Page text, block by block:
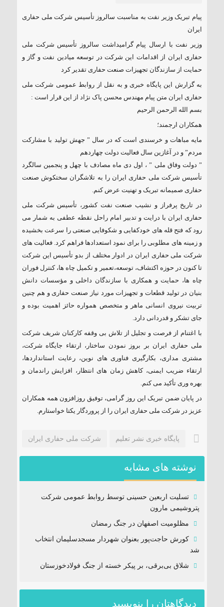
پیام تبریک وزیر نفت به مناسبت سالروز تأسیس شرکت ملی حفاری
ایران
وزیر نفت با ارسال پیام گرامیداشت سالروز تأسیس شرکت ملی
حفاری ایران از اقدامات این شرکت در توسعه میادین نفت و گاز و
حمایت از سازندگان تجهیزات صنعت حفاری تقدیر کرد
به گزارش این پایگاه خبری و به نقل از روابط عمومی شرکت ملی
حفاری ایران متن پیام مهندس محسن پاک نژاد از این قرار است :
بسم الله الرحمن الرحیم
همکاران ارجمند؛
مایه مباهات و خرسندی است که در سال ” جهش تولید با مشارکت
مردم” و در آغازین سال فعالیت دولت چهاردهم
” دولت وفاق ملی ” ، اول دی ماه مصادف با چهل و پنجمین سالگرد
تأسیس شرکت ملی حفاری ایران را به تلاشگران سختکوش صنعت
حفاری صمیمانه تبریک و تهنیت عرض کنم.
در تاریخ پرفراز و نشیب صنعت نفت کشور، تأسیس شرکت ملی
حفاری ایران با درایت و تدبیر امام راحل نقطه عطفی به شمار می
رود که فتح قله های خودکفایی و شکوفایی صنعتی را سرعت بخشیده
و زمینه های مطلوبی را برای نمود استعدادها فراهم کرد. فعالیت های
شرکت ملی حفاری ایران در ادوار مختلف از بدو تأسیس این شرکت
تا کنون در حوزه اکتشاف، توسعه،تعمیر و تکمیل چاه ها، کنترل فوران
چاه ها، حمایت و همکاری با سازندگان داخلی و مؤسسات دانش
بنیان در تولید قطعات و تجهیزات مورد نیاز صنعت حفاری و هم چنین
تربیت نیروی انسانی ماهر و متخصص همواره حائز اهمیت بوده و
جای تشکر و قدردانی دارد.
با اغتنام از فرصت و تجلیل از تلاش بی وقفه کارکنان شریف شرکت
ملی حفاری ایران بر بروز نمودن ساختار، ارتقاء جایگاه شرکت،
مشتری مداری، بکارگیری فناوری های نوین، رعایت استانداردها،
ارتقاء ضریب ایمنی، کاهش زمان های انتظار، افزایش راندمان و
بهره وری تأکید می کنم.
در پایان ضمن تبریک این روز گرامی، توفیق روزافزون همه همکاران
عزیز در شرکت ملی حفاری ایران را از پروردگار یکتا خواستارم.
پایگاه خبری نشر تعلیم شرکت ملی حفاری ایران
نوشته های مشابه
تسلیت اربعین حسینی توسط روابط عمومی شرکت
پتروشیمی مارون
مظلومیت اصفهان در جنگ رمضان
کورش حاجت‌پور بعنوان شهردار مسجدسلیمان انتخاب
شد
شلاق‌ بی‌برقی، بر پیکر خسته‌ از جنگ فولادخوزستان
دیدگاهتان را بنویسید